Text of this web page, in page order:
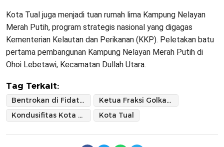
Kota Tual juga menjadi tuan rumah lima Kampung Nelayan
Merah Putih, program strategis nasional yang digagas
Kementerian Kelautan dan Perikanan (KKP). Peletakan batu
pertama pembangunan Kampung Nelayan Merah Putih di
Ohoi Lebetawi, Kecamatan Dullah Utara.
Tag Terkait:
Bentrokan di Fidatan
Ketua Fraksi Golkar DPRD Prov Maluku
Kondusifitas Kota Tual
Kota Tual